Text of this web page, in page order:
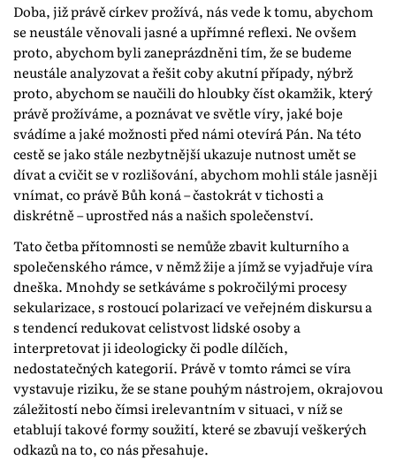
Doba, již právě církev prožívá, nás vede k tomu, abychom
se neustále věnovali jasné a upřímné reflexi. Ne ovšem
proto, abychom byli zaneprázdněni tím, že se budeme
neustále analyzovat a řešit coby akutní případy, nýbrž
proto, abychom se naučili do hloubky číst okamžik, který
právě prožíváme, a poznávat ve světle víry, jaké boje
svádíme a jaké možnosti před námi otevírá Pán. Na této
cestě se jako stále nezbytnější ukazuje nutnost umět se
dívat a cvičit se v rozlišování, abychom mohli stále jasněji
vnímat, co právě Bůh koná – častokrát v tichosti a
diskrétně – uprostřed nás a našich společenství.
Tato četba přítomnosti se nemůže zbavit kulturního a
společenského rámce, v němž žije a jímž se vyjadřuje víra
dneška. Mnohdy se setkáváme s pokročilými procesy
sekularizace, s rostoucí polarizací ve veřejném diskursu a
s tendencí redukovat celistvost lidské osoby a
interpretovat ji ideologicky či podle dílčích,
nedostatečných kategorií. Právě v tomto rámci se víra
vystavuje riziku, že se stane pouhým nástrojem, okrajovou
záležitostí nebo čímsi irelevantním v situaci, v níž se
etablují takové formy soužití, které se zbavují veškerých
odkazů na to, co nás přesahuje.